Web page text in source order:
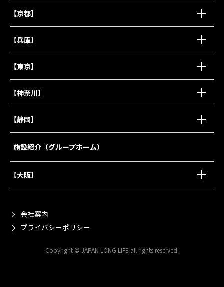
【京都】
【兵庫】
【東京】
【神奈川】
【静岡】
施設紹介（グループホーム）
【大阪】
会社案内
プライバシーポリシー
Copyright © JAPAN LONG LIFE all rights reserved.